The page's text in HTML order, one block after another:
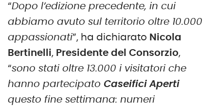
“Dopo l’edizione precedente, in cui
abbiamo avuto sul territorio oltre 10.000
appassionati”, ha dichiarato Nicola
Bertinelli, Presidente del Consorzio,
“sono stati oltre 13.000 i visitatori che
hanno partecipato Caseifici Aperti
questo fine settimana: numeri